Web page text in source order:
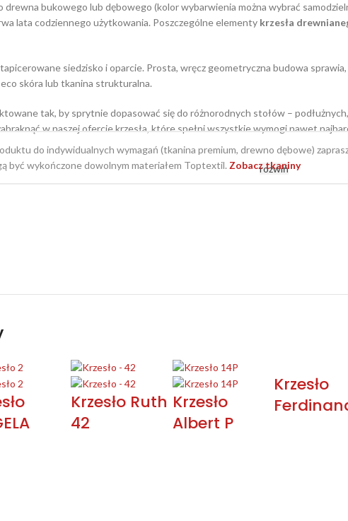
bukowego lub dębowego (kolor wybarwienia można wybrać
lata codziennego użytkowania. Poszczególne elementy krzesła
siedzisko i oparcie. Prosta, wręcz geometryczna budowa sprawia,
skóra lub tkanina strukturalna.
tak, by sprytnie dopasować się do różnorodnych stołów –
w naszej ofercie krzesła, które spełni wszystkie wymogi nawet
rozwiń
do indywidualnych wymagań (tkanina premium, drewno dębowe)
być wykończone dowolnym materiałem Toptextil. Zobacz tkaniny
Krzesło Ruth
42
Krzesło
Albert P
Krzesło